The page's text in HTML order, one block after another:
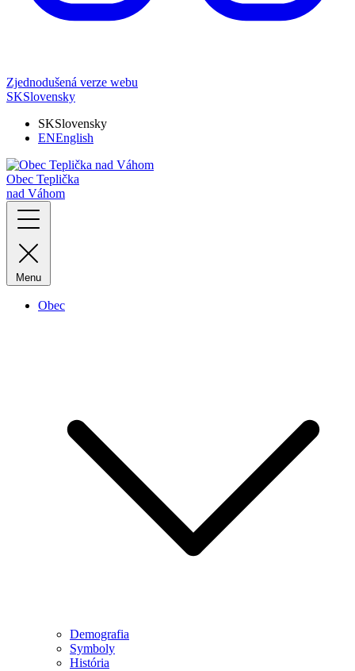
Zjednodušená verze webu
SKSlovensky
SKSlovensky
ENEnglish
Obec Teplička
nad Váhom
Menu
Obec
Demografia
Symboly
História